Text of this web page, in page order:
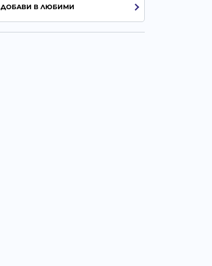
ДОБАВИ В ЛЮБИМИ